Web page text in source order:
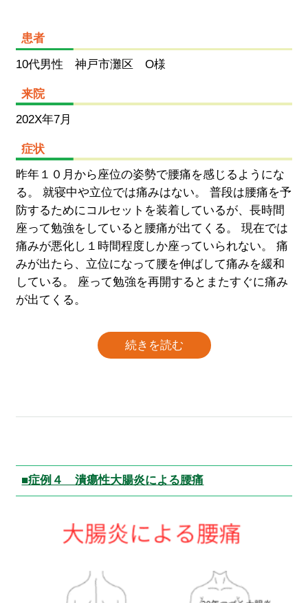
患者
10代男性 神戸市灘区 O様
来院
202X年7月
症状
昨年１０月から座位の姿勢で腰痛を感じるようにな
る。 就寝中や立位では痛みはない。 普段は腰痛を予
防するためにコルセットを装着しているが、長時間
座って勉強をしていると腰痛が出てくる。 現在では
痛みが悪化し１時間程度しか座っていられない。 痛
みが出たら、立位になって腰を伸ばして痛みを緩和
している。 座って勉強を再開するとまたすぐに痛み
が出てくる。
続きを読む
■症例４ 潰瘍性大腸炎による腰痛